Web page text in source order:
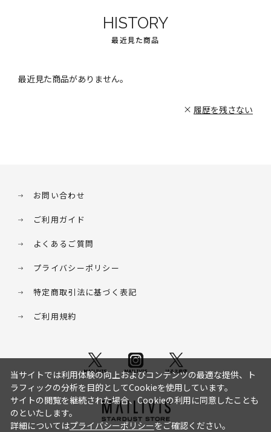
HISTORY
最近見た商品
最近見た商品がありません。
履歴を残さない
お問い合わせ
ご利用ガイド
よくあるご質問
プライバシーポリシー
特定商取引法に基づく表記
ご利用規約
当サイトでは利用体験の向上およびコンテンツの最適な提供、ト
ラフィックの分析を目的としてCookieを使用しています。
サイトの閲覧を継続された場合、Cookieの利用に同意したことも
のといたします。
詳細についてはプライバシーポリシーをご確認ください。